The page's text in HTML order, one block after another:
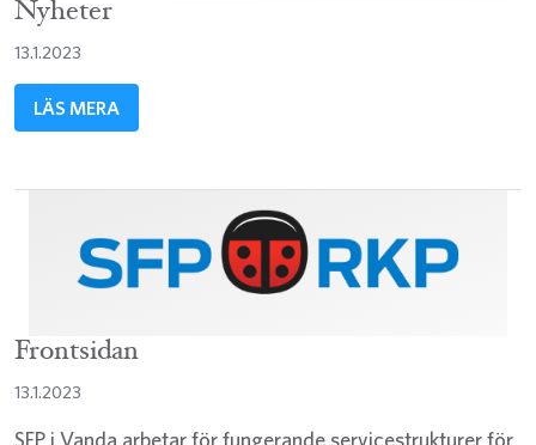
Nyheter
13.1.2023
LÄS MERA
Frontsidan
13.1.2023
SFP i Vanda arbetar för fungerande servicestrukturer för